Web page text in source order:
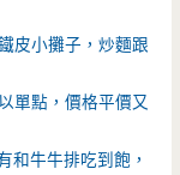
皮小攤子，炒麵跟
單點，價格平價又
牛牛排吃到飽，